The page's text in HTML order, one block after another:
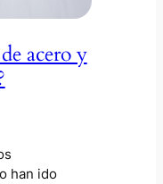
acero y
han ido